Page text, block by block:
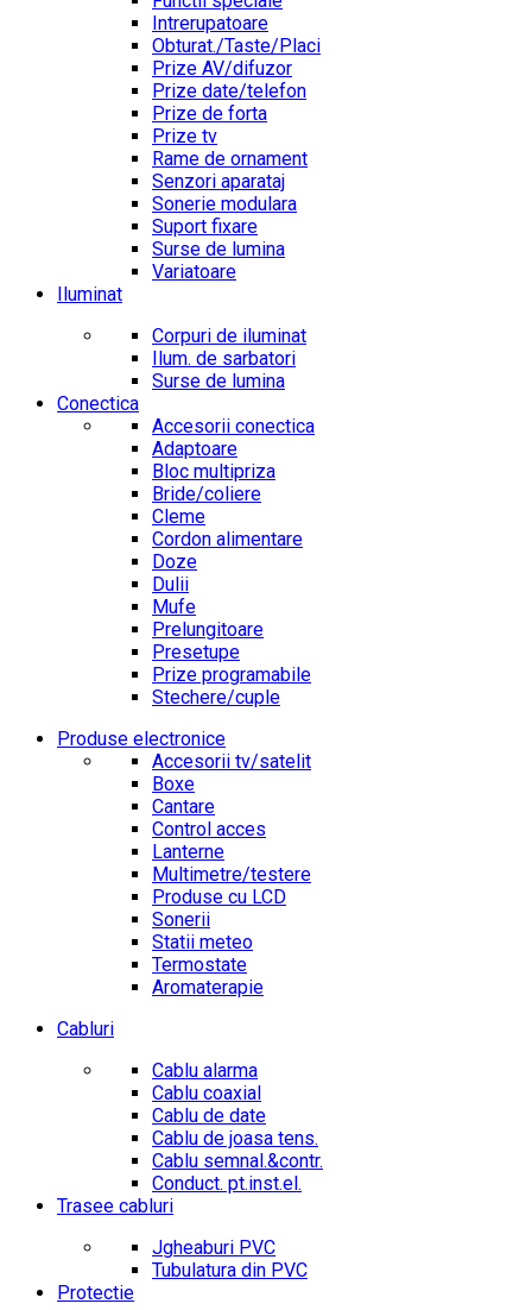
Intrerupatoare
Obturat./Taste/Placi
Prize AV/difuzor
Prize date/telefon
Prize de forta
Prize tv
Rame de ornament
Senzori aparataj
Sonerie modulara
Suport fixare
Surse de lumina
Variatoare
Iluminat
Corpuri de iluminat
Ilum. de sarbatori
Surse de lumina
Conectica
Accesorii conectica
Adaptoare
Bloc multipriza
Bride/coliere
Cleme
Cordon alimentare
Doze
Dulii
Mufe
Prelungitoare
Presetupe
Prize programabile
Stechere/cuple
Produse electronice
Accesorii tv/satelit
Boxe
Cantare
Control acces
Lanterne
Multimetre/testere
Produse cu LCD
Sonerii
Statii meteo
Termostate
Aromaterapie
Cabluri
Cablu alarma
Cablu coaxial
Cablu de date
Cablu de joasa tens.
Cablu semnal.&contr.
Conduct. pt.inst.el.
Trasee cabluri
Jgheaburi PVC
Tubulatura din PVC
Protectie